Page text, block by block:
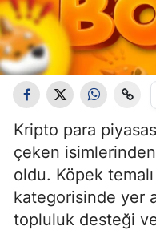
Kripto para
çeken
oldu. Köpek
kategorisinde yer
topluluk desteği